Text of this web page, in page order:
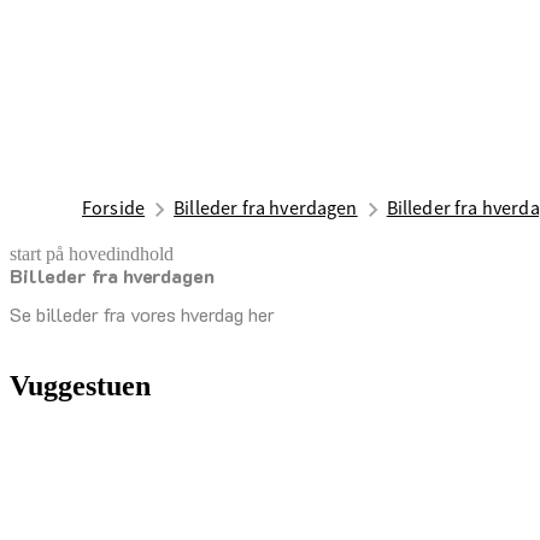
Forside Billeder fra hverdagen Billeder fra
start på hovedindhold
Billeder fra hverdagen
Se billeder fra vores hverdag her
senest opdateret 30. juni 2026
Vuggestuen